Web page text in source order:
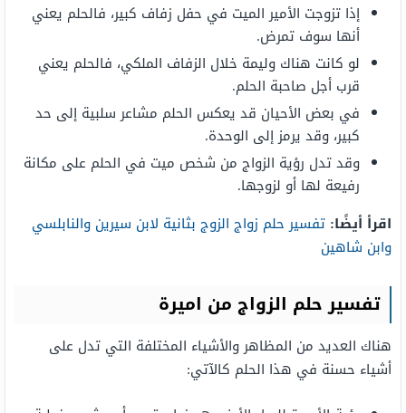
إذا تزوجت الأمير الميت في حفل زفاف كبير، فالحلم يعني
أنها سوف تمرض.
لو كانت هناك وليمة خلال الزفاف الملكي، فالحلم يعني
قرب أجل صاحبة الحلم.
في بعض الأحيان قد يعكس الحلم مشاعر سلبية إلى حد
كبير، وقد يرمز إلى الوحدة.
وقد تدل رؤية الزواج من شخص ميت في الحلم على مكانة
رفيعة لها أو لزوجها.
اقرأ أيضًا: تفسير حلم زواج الزوج بثانية لابن سيرين والنابلسي
وابن شاهين
تفسير حلم الزواج من اميرة
هناك العديد من المظاهر والأشياء المختلفة التي تدل على
أشياء حسنة في هذا الحلم كالآتي: